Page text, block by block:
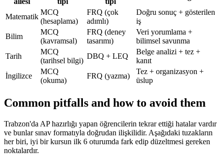
Matematik
MCQ
(hesaplama)
FRQ (çok
adımlı)
Doğru sonuç + gösterilen
iş
Bilim
MCQ
(kavramsal)
FRQ (deney
tasarımı)
Veri yorumlama +
bilimsel savunma
Tarih
MCQ
(tarihsel bilgi)
DBQ + LEQ
Belge analizi + tez +
kanıt
İngilizce
MCQ
(okuma)
FRQ (yazma)
Tez + organizasyon +
üslup
Common pitfalls and how to avoid them
Trabzon'da AP hazırlığı yapan öğrencilerin tekrar ettiği hatalar vardır
ve bunlar sınav formatıyla doğrudan ilişkilidir. Aşağıdaki tuzakların
her biri, iyi bir kursun ilk 6 oturumda fark edip düzeltmesi gereken
noktalardır.